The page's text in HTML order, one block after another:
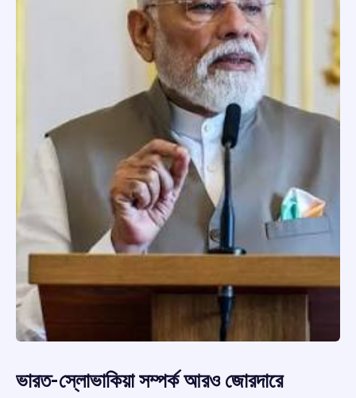
ভারত-স্লোভাকিয়া সম্পর্ক আরও জোরদারে